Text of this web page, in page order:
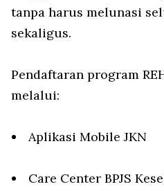
tanpa harus melunasi
sekaligus.
Pendaftaran program
melalui:
Aplikasi Mobile JKN
Care Center BPJS